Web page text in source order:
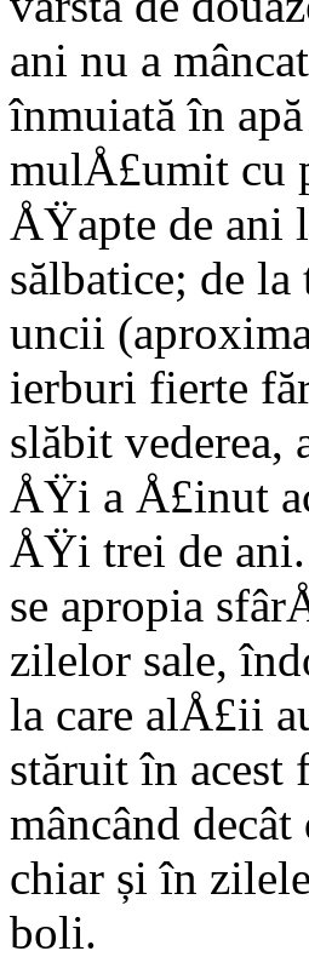
ani nu a
înmuiată în
mulÅ£umit cu
ÅŸapte de ani
sălbatice; de
uncii
ierburi fierte
slăbit vederea,
ÅŸi a Å£inut
ÅŸi trei de
se apropia
zilelor sale,
la care alÅ£ii
stăruit în acest
mâncând
chiar și în
boli.